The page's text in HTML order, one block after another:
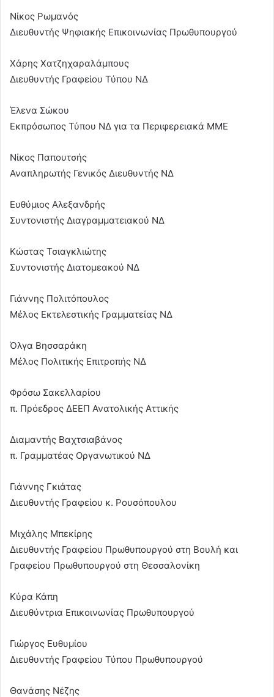
Νίκος Ρωμανός
Διευθυντής Ψηφιακής Επικοινωνίας Πρωθυπουργού
Χάρης Χατζηχαραλάμπους
Διευθυντής Γραφείου Τύπου ΝΔ
Έλενα Σώκου
Εκπρόσωπος Τύπου ΝΔ για τα Περιφερειακά ΜΜΕ
Νίκος Παπουτσής
Αναπληρωτής Γενικός Διευθυντής ΝΔ
Ευθύμιος Αλεξανδρής
Συντονιστής Διαγραμματειακού ΝΔ
Κώστας Τσιαγκλιώτης
Συντονιστής Διατομεακού ΝΔ
Γιάννης Πολιτόπουλος
Μέλος Εκτελεστικής Γραμματείας ΝΔ
Όλγα Βησσαράκη
Μέλος Πολιτικής Επιτροπής ΝΔ
Φρόσω Σακελλαρίου
π. Πρόεδρος ΔΕΕΠ Ανατολικής Αττικής
Διαμαντής Βαχτσιαβάνος
π. Γραμματέας Οργανωτικού ΝΔ
Γιάννης Γκιάτας
Διευθυντής Γραφείου κ. Ρουσόπουλου
Μιχάλης Μπεκίρης
Διευθυντής Γραφείου Πρωθυπουργού στη Βουλή και
Γραφείου Πρωθυπουργού στη Θεσσαλονίκη
Κύρα Κάπη
Διευθύντρια Επικοινωνίας Πρωθυπουργού
Γιώργος Ευθυμίου
Διευθυντής Γραφείου Τύπου Πρωθυπουργού
Θανάσης Νέζης